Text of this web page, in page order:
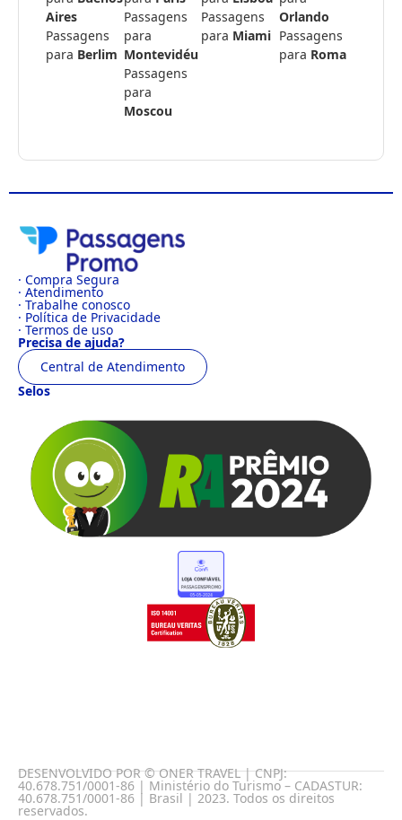
Aires
Passagens
para Berlim
Passagens
para
Montevidéu
Passagens
para
Moscou
Passagens
para Miami
Orlando
Passagens
para Roma
· Compra Segura
· Atendimento
· Trabalhe conosco
· Política de Privacidade
· Termos de uso
Precisa de ajuda?
Central de Atendimento
Selos
DESENVOLVIDO POR © ONER TRAVEL | CNPJ:
40.678.751/0001-86 | Ministério do Turismo – CADASTUR:
40.678.751/0001-86 | Brasil | 2023. Todos os direitos
reservados.